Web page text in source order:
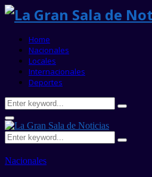
Home
Nacionales
Locales
Internacionales
Deportes
Search
for:
Search
Primary
Menu
Search
for:
Search
Nacionales